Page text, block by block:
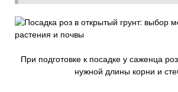
При подготовке к посадке у саженца
нужной длины корни и